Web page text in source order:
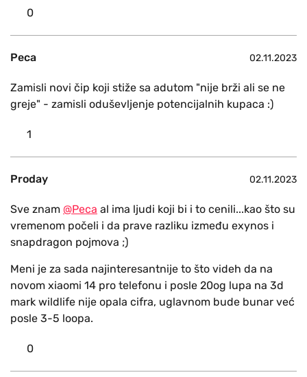
0
Peca 02.11.2023
Zamisli novi čip koji stiže sa adutom "nije brži ali se ne
greje" - zamisli oduševljenje potencijalnih kupaca :)
1
Proday 02.11.2023
Sve znam @Peca al ima ljudi koji bi i to cenili...kao što su
vremenom počeli i da prave razliku između exynos i
snapdragon pojmova ;)
Meni je za sada najinteresantnije to što videh da na
novom xiaomi 14 pro telefonu i posle 20og lupa na 3d
mark wildlife nije opala cifra, uglavnom bude bunar već
posle 3-5 loopa.
0